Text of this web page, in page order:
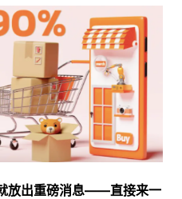
放出重磅消息——直接来一